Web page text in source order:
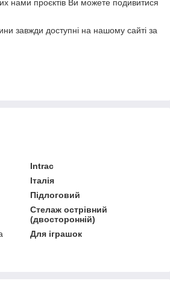
нами проєктів Ви можете подивитися
завжди доступні на нашому сайті за
Intrac
Італія
Підлоговий
Стелаж острівний
(двосторонній)
Для іграшок